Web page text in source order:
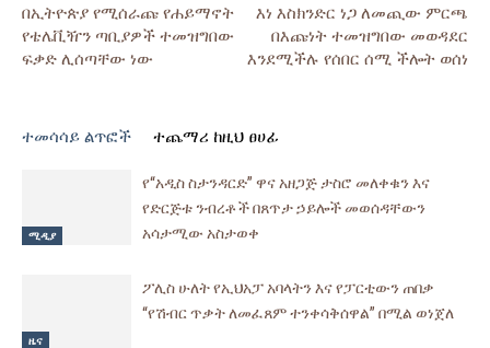
በኢትዮጵያ የሚሰራጩ የሐይማኖት
የቴሌቪዥን ጣቢያዎች ተመዝግበው
ፍቃድ ሊሰጣቸው ነው
እነ እስክንድር ነጋ ለመጪው ምርጫ
በእጩነት ተመዝግበው መወዳደር
እንደሚችሉ የሰበር ሰሚ ችሎት ወሰነ
ተመሳሳይ ልጥፎች ተጨማሪ ከዚህ ፀሀፊ
ሚዲያ
የ“አዲስ ስታንዳርድ” ዋና አዘጋጅ ታስሮ መለቀቁን እና
የድርጅቱ ንብረቶች በጸጥታ ኃይሎች መወሰዳቸውን
አሳታሚው አስታወቀ
ዜና
ፖሊስ ሁለት የኢህአፓ አባላትን እና የፓርቲውን ጠበቃ
“የሽብር ጥቃት ለመፈጸም ተንቀሳቅሰዋል” በሚል ወነጀለ